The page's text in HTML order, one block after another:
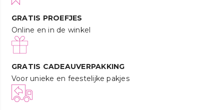
GRATIS PROEFJES
Online en in de winkel
GRATIS CADEAUVERPAKKING
Voor unieke en feestelijke pakjes